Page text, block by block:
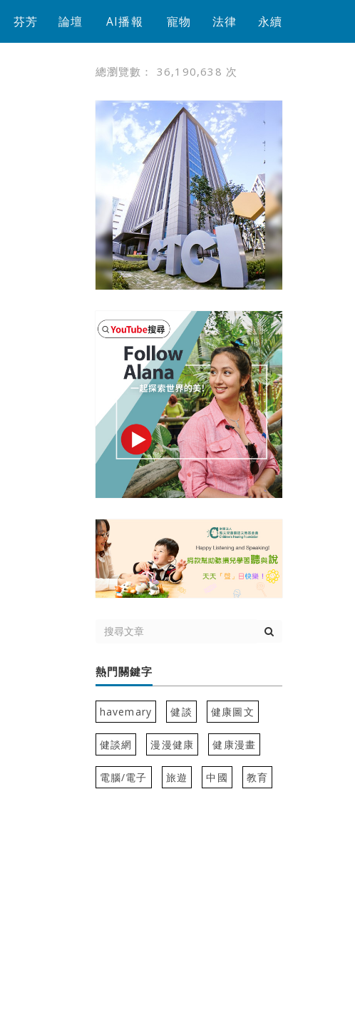
芬芳 論壇 AI播報 寵物 法律 永續
總瀏覽數： 36,190,638 次
熱門關鍵字
havemary 健談 健康圖文
健談網 漫漫健康 健康漫畫
電腦/電子 旅遊 中國 教育